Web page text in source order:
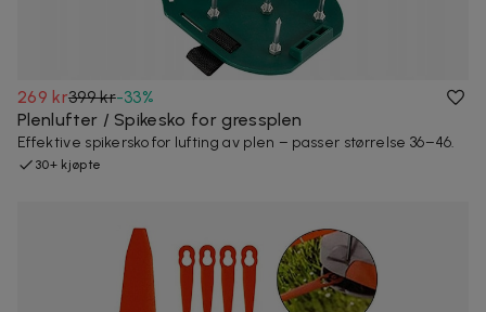
269 kr399 kr-33%
Plenlufter / Spikesko for gressplen
Effektive spikersko for lufting av plen – passer størrelse 36–46.
30+ kjøpte